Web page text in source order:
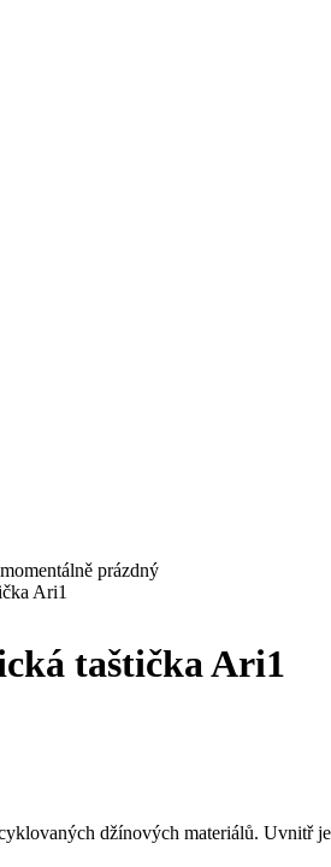
prázdný
Ari1
taštička Ari1
džínových materiálů. Uvnitř